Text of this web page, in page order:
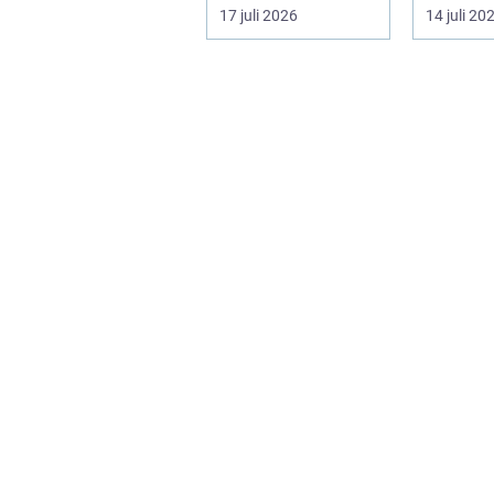
en självklar del av
må...
17 juli 2026
gods
14 juli